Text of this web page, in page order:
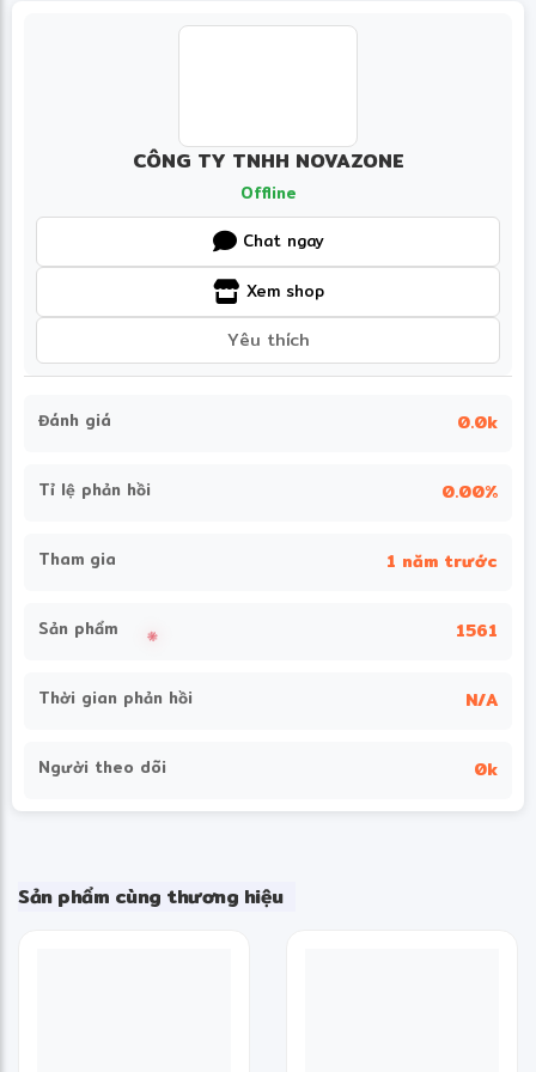
CÔNG TY TNHH NOVAZONE
Offline
Chat ngay
Xem shop
Yêu thích
Đánh giá 0.0k
Tỉ lệ phản hồi 0.00%
Tham gia 1 năm trước
Sản phẩm 1561
Thời gian phản hồi N/A
Người theo dõi 0k
Sản phẩm cùng thương hiệu